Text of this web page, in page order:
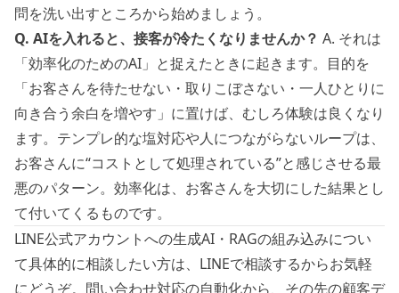
問を洗い出すところから始めましょう。
Q. AIを入れると、接客が冷たくなりませんか？ A. それは
「効率化のためのAI」と捉えたときに起きます。目的を
「お客さんを待たせない・取りこぼさない・一人ひとりに
向き合う余白を増やす」に置けば、むしろ体験は良くなり
ます。テンプレ的な塩対応や人につながらないループは、
お客さんに“コストとして処理されている”と感じさせる最
悪のパターン。効率化は、お客さんを大切にした結果とし
て付いてくるものです。
LINE公式アカウントへの生成AI・RAGの組み込みについ
て具体的に相談したい方は、 LINEで相談するからお気軽
にどうぞ。問い合わせ対応の自動化から、その先の顧客デ